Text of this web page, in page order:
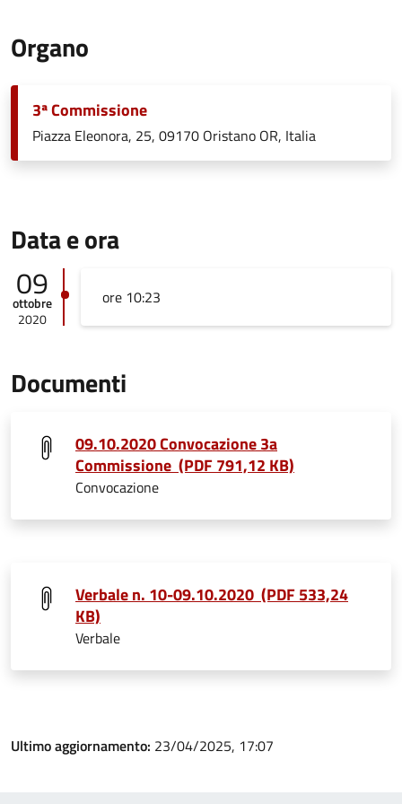
Organo
3ª Commissione
Piazza Eleonora, 25, 09170 Oristano OR, Italia
Data e ora
09
ottobre
2020
ore 10:23
Documenti
09.10.2020 Convocazione 3a
Commissione (PDF 791,12 KB)
Convocazione
Verbale n. 10-09.10.2020 (PDF 533,24
KB)
Verbale
Ultimo aggiornamento: 23/04/2025, 17:07